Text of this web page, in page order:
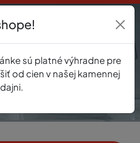
sú platné výhradne pre
od cien v našej kamennej